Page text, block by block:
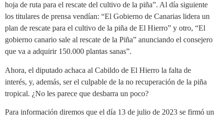
hoja de ruta para el rescate del cultivo de la piña”. Al día siguiente
los titulares de prensa vendían: “El Gobierno de Canarias lidera un
plan de rescate para el cultivo de la piña de El Hierro” y otro, “El
gobierno canario sale al rescate de la Piña” anunciando el consejero
que va a adquirir 150.000 plantas sanas”.
Ahora, el diputado achaca al Cabildo de El Hierro la falta de
interés, y, además, ser el culpable de la no recuperación de la piña
tropical. ¿No les parece que desbarra un poco?
Para información diremos que el día 13 de julio de 2023 se firmó un